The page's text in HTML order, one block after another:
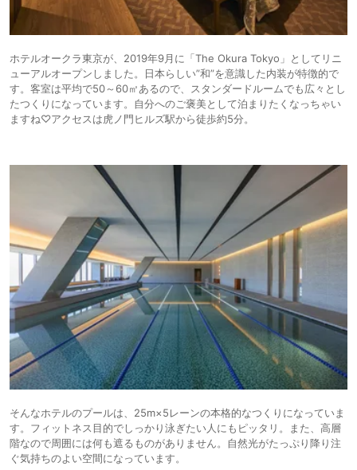
ホテルオークラ東京が、2019年9月に「The Okura Tokyo」としてリニ
ューアルオープンしました。日本らしい”和”を意識した内装が特徴的で
す。客室は平均で50～60㎡あるので、スタンダードルームでも広々とし
たつくりになっています。自分へのご褒美として泊まりたくなっちゃい
ますね♡アクセスは虎ノ門ヒルズ駅から徒歩約5分。
そんなホテルのプールは、25m×5レーンの本格的なつくりになっていま
す。フィットネス目的でしっかり泳ぎたい人にもピッタリ。また、高層
階なので周囲には何も遮るものがありません。自然光がたっぷり降り注
ぐ気持ちのよい空間になっています。